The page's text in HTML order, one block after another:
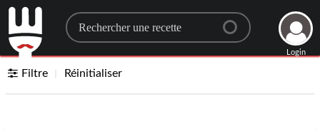
Search for a recipe
Login
Filtre Réinitialiser